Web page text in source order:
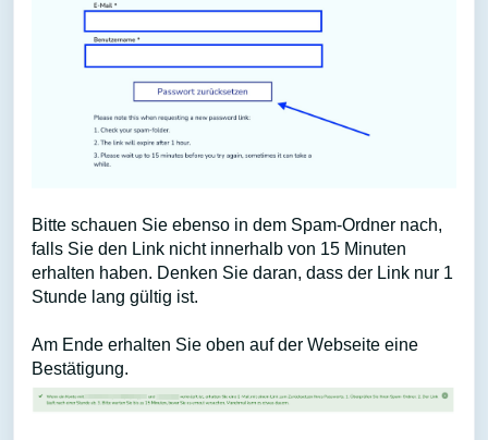
Bitte schauen Sie ebenso in dem Spam-Ordner nach,
falls Sie den Link nicht innerhalb von 15 Minuten
erhalten haben. Denken Sie daran, dass der Link nur 1
Stunde lang gültig ist.
Am Ende erhalten Sie oben auf der Webseite eine
Bestätigung.